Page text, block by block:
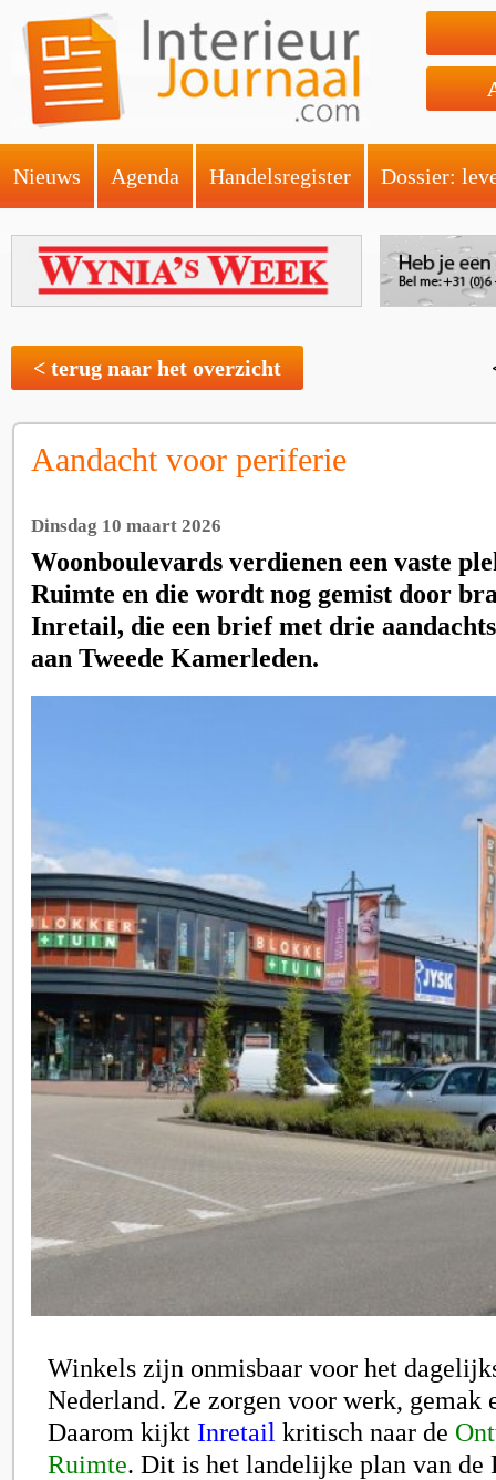
Nieuws Agenda Handelsregister Dossier:
< terug naar het overzicht
Aandacht voor periferie
Dinsdag 10 maart 2026
Woonboulevards verdienen een vaste
Ruimte en die wordt nog gemist door
Inretail, die een brief met drie
aan Tweede Kamerleden.
Winkels zijn onmisbaar voor het
Nederland. Ze zorgen voor werk, gemak
Daarom kijkt Inretail kritisch naar de
Ruimte. Dit is het landelijke plan van de